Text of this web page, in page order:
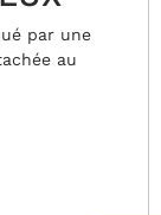
par une
au